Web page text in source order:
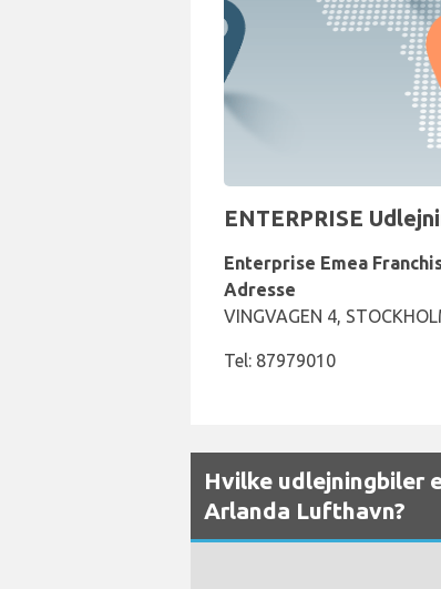
ENTERPRISE
Enterprise Emea
Adresse
VINGVAGEN 4,
Tel: 87979010
Hvilke udlejningbiler
Arlanda Lufthavn?